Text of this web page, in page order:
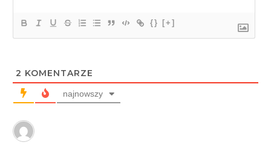
{} [+]
2 KOMENTARZE
najnowszy